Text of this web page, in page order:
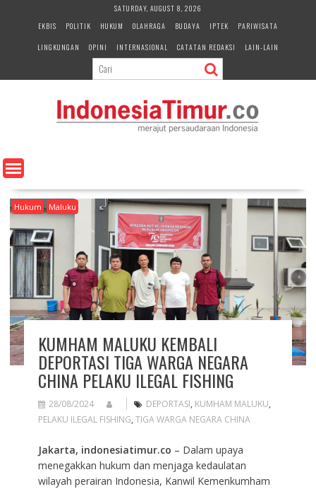
e
n
SATURDAY, AUGUST 8, 2026
EKBIS
POLITIK HUKUM OLAHRAGA BUDAYA IPTEK
PARIWISATA
LINGKUNGAN
OPINI INTERNASIONAL CATATAN REDAKSI LAIN-LAIN
Hukum Maluku
KUMHAM MALUKU KEMBALI
DEPORTASI TIGA WARGA NEGARA
CHINA PELAKU ILEGAL FISHING
28/08/2024 DEPORTASI, KUMHAM MALUKU,
PELAKU ILEGAL FISHING, TIGA WARGA NEGARA CHINA
Jakarta, indonesiatimur.co – Dalam upaya
menegakkan hukum dan menjaga kedaulatan
wilayah perairan Indonesia, Kanwil Kemenkumham